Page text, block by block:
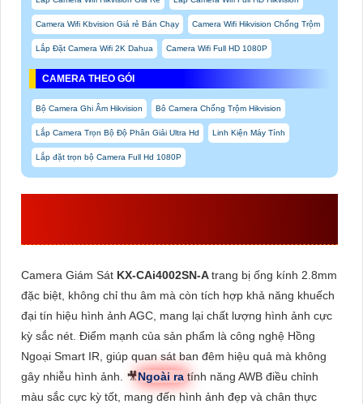
Camera Wifi Kbvision Giá rẻ Bán Chạy Camera Wifi Hikvision Chống Trộm
Lắp Đặt Camera Wifi 2K Dahua Camera Wifi Full HD 1080P
CAMERA THEO GÓI
Bộ Camera Ghi Âm Hikvision Bô Camera Chống Trộm Hikvision
Lắp Camera Trọn Bộ Độ Phân Giải Ultra Hd Linh Kiện Máy Tính
Lắp đặt trọn bộ Camera Full Hd 1080P
Camera Giám Sát KX-CAi4002SN-Atrang bị ống kính 2.8mm
đặc biệt, không chỉ thu âm mà còn tích hợp khả năng khuếch
đại tín hiệu hình ảnh AGC, mang lại chất lượng hình ảnh cực
kỳ sắc nét. Điểm mạnh của sản phẩm là công nghệ Hồng
Ngoại Smart IR, giúp quan sát ban đêm hiệu quả mà không
gây nhiễu hình ảnh. 🎥Ngoài ra tính năng AWB điều chỉnh
màu sắc cực kỳ tốt, mang đến hình ảnh đẹp và chân thực